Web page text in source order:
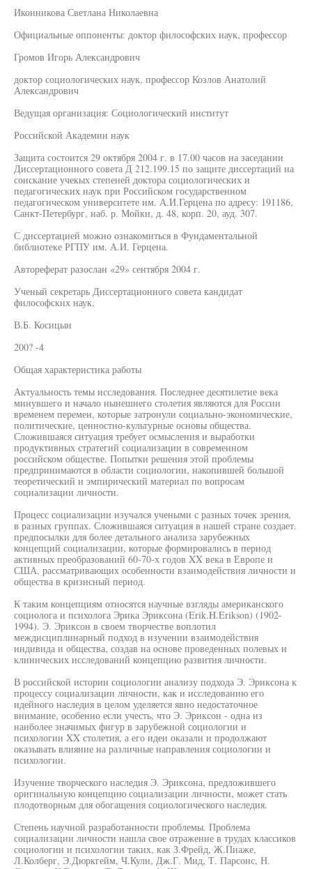
Иконникова Светлана Николаевна
Официальные оппоненты: доктор философских наук, профессор
Громов Игорь Александрович
доктор социологических наук, профессор Козлов Анатолий
Александрович
Ведущая организация: Социологический институт
Российской Академии наук
Защита состоится 29 октября 2004 г. в 17.00 часов на заседании
Диссертационного совета Д 212.199.15 по защите диссертаций на
соискание учекых степеней доктора социологических и
педагогических наук при Российском государственном
педагогическом университете им. А.И.Герцена по адресу: 191186,
Санкт-Петербург, наб. р. Мойки, д. 48, корп. 20, ауд. 307.
С диссертацией можно ознакомиться в Фундаментальной
библиотеке РГПУ им. А.И. Герцена.
Автореферат разослан «29» сентября 2004 г.
Ученый секретарь Диссертационного совета кандидат
философских наук,
В.Б. Косицын
200? -4
Общая характеристика работы
Актуальность темы исследования. Последнее десятилетие века
минувшего и начало нынешнего столетия являются для России
временем перемен, которые затронули социально-экономические,
политические, ценностно-культурные основы общества.
Сложившаяся ситуация требует осмысления и выработки
продуктивных стратегий социализации в современном
российском обществе. Попытки решения этой проблемы
предпринимаются в области социологии, накопившей большой
теоретический и эмпирический материал по вопросам
социализации личности.
Процесс социализации изучался учеными с разных точек зрения,
в разных группах. Сложившаяся ситуация в нашей стране создает.
предпосылки для более детального анализа зарубежных
концепций социализации, которые формировались в период
активных преобразований 60-70-х годов XX века в Европе и
США, рассматривающих особенности взаимодействия личности и
общества в кризисный период.
К таким концепциям относятся научные взгляды американского
социолога и психолога Эрика Эриксона (Erik.H.Erikson) (1902-
1994). Э. Эриксон в своем творчестве воплотил
междисциплинарный подход в изучении взаимодействия
индивида и общества, создав на основе проведенных полевых и
клинических исследований концепцию развития личности.
В российской истории социологии анализу подхода Э. Эриксона к
процессу социализации личности, как и исследованию его
идейного наследия в целом уделяется явно недостаточное
внимание, особенно если учесть, что Э. Эриксон - одна из
наиболее значимых фигур в зарубежной социологии и
психологии XX столетия, а его идеи оказали и продолжают
оказывать влияние на различные направления социологии и
психологии.
Изучение творческого наследия Э. Эриксона, предложившего
оригинальную концепцию социализации личности, может стать
плодотворным для обогащения социологического наследия.
Степень научной разработанности проблемы. Проблема
социализации личности нашла свое отражение в трудах классиков
социологии и психологии таких, как З.Фрейд, Ж.Пиаже,
Л.Колберг, Э.Дюркгейм, Ч.Кули, Дж.Г. Мид, Т. Парсонс, Н.